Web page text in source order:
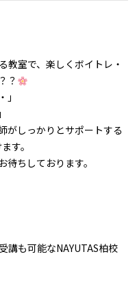
教室で、楽しくボイトレ・
？
がしっかりとサポートする
す。
ちしております。
講も可能なNAYUTAS柏校